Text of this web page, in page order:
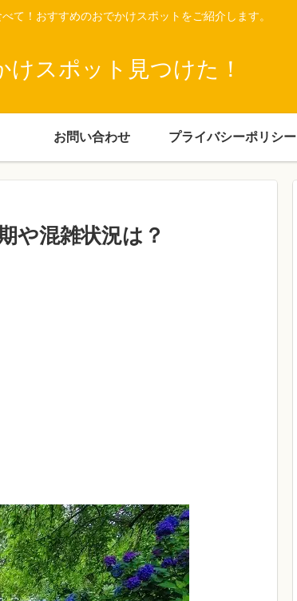
て！おすすめのおでかけスポットをご紹介します。
けスポット見つけた！
お問い合わせ プライバシーポリシー
や混雑状況は？